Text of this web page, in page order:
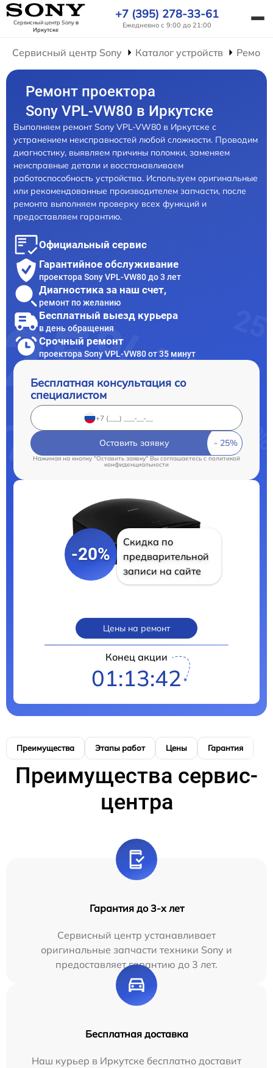
Сервисный центр Sonyв
Иркутске
+7 (395) 278-33-61
Ежедневно с 9:00 до 21:00
Сервисный центр Sony Каталог устройств
Ремонт проектора
Sony VPL-VW80 в Иркутске
Выполняем ремонт Sony VPL-VW80 в Иркутске с
устранением неисправностей любой сложности. Проводим
диагностику, выявляем причины поломки, заменяем
неисправные детали и восстанавливаем
работоспособность устройства. Используем оригинальные
или рекомендованные производителем запчасти, после
ремонта выполняем проверку всех функций и
предоставляем гарантию.
Официальный сервис
Гарантийное обслуживание
проектора Sony VPL-VW80 до 3 лет
Диагностика за наш счет,
ремонт по желанию
Бесплатный выезд курьера
в день обращения
Срочный ремонт
проектора Sony VPL-VW80 от 35 минут
Бесплатная консультация со
специалистом
Оставить заявку
Нажимая на кнопку "Оставить заявку" Вы соглашаетесь c политикой
конфиденциальности
-20%
Скидка по
предварительной
записи на сайте
Цены на ремонт
Конец акции
01:13:41
Преимущества Этапы работ Цены Гарантия
Преимущества сервис-
центра
Гарантия до 3-х лет
Сервисный центр устанавливает
оригинальные запчасти техники Sony и
предоставляет гарантию до 3 лет.
Бесплатная доставка
Наш курьер в Иркутске бесплатно доставит